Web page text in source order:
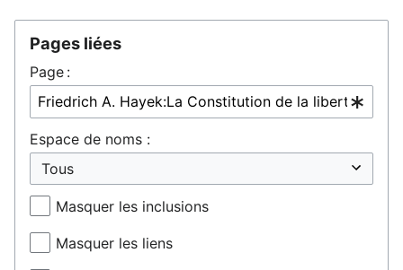
Pages liées
Page :
Espace de noms :
Masquer les inclusions
Masquer les liens